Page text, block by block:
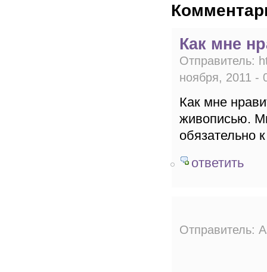
Как мне
Отправитель:
ноября, 2011 -
Как мне
живописью.
обязательно
ответить
Отправитель: